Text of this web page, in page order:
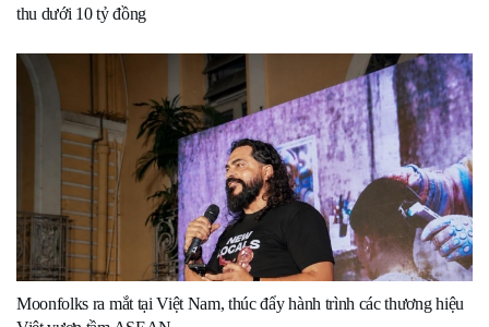
thu dưới 10 tỷ đồng
Moonfolks ra mắt tại Việt Nam, thúc đẩy hành trình các thương hiệu